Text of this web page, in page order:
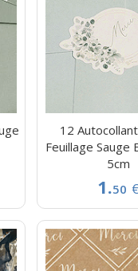
12
Feuillage Sauge
5cm
1.50 €